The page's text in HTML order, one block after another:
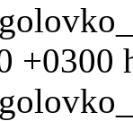
+0300